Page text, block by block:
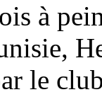
à
le